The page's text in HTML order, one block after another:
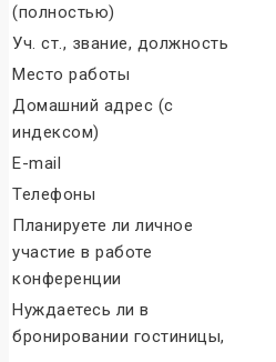
(полностью)
Уч. ст., звание, должность
Место работы
Домашний адрес (с
индексом)
E-mail
Телефоны
Планируете ли личное
участие в работе
конференции
Нуждаетесь ли в
бронировании гостиницы,